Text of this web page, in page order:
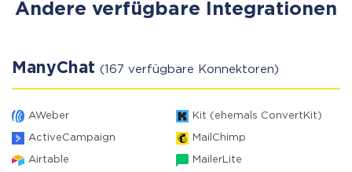
Andere verfügbare Integrationen
ManyChat (167 verfügbare Konnektoren)
AWeber Kit (ehemals ConvertKit)
ActiveCampaign MailChimp
Airtable MailerLite